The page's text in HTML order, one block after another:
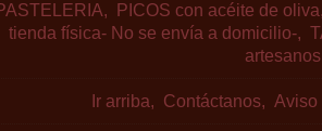
PICOS con acéite de oliva
tienda física- No se envía a domicilio-
artesanos
Ir arriba Contáctanos Aviso